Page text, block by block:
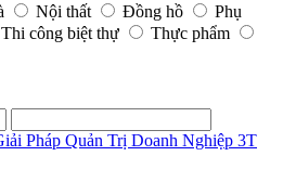
Nội thất Đồng hồ
Phụ
Thi công biệt thự Thực phẩm